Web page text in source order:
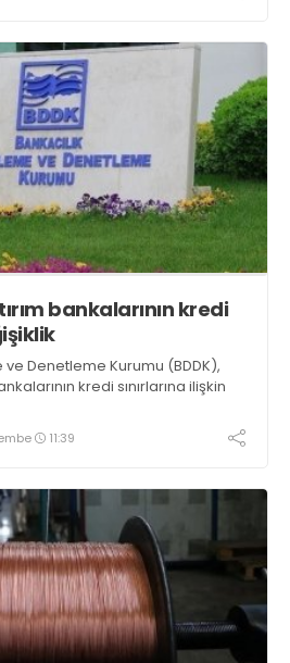
bankalarının kredi
ve Denetleme Kurumu (BDDK),
kredi sınırlarına ilişkin
11:39